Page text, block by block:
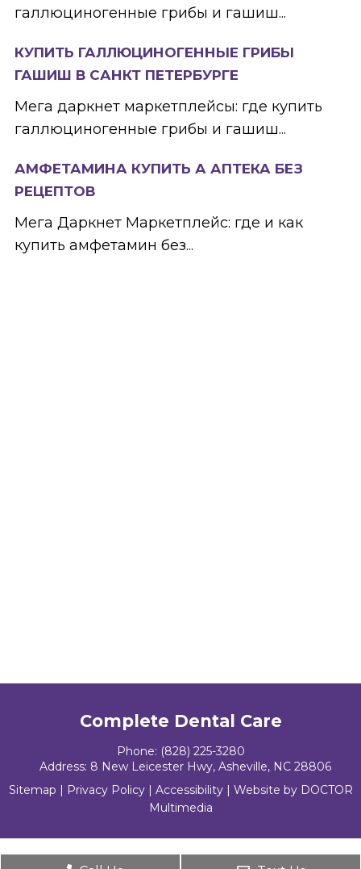
галлюциногенные грибы и гашиш...
КУПИТЬ ГАЛЛЮЦИНОГЕННЫЕ ГРИБЫ
ГАШИШ В САНКТ ПЕТЕРБУРГЕ
Мега даркнет маркетплейсы: где купить
галлюциногенные грибы и гашиш...
АМФЕТАМИНА КУПИТЬ А АПТЕКА БЕЗ
РЕЦЕПТОВ
Мега Даркнет Маркетплейс: где и как
купить амфетамин без...
Complete Dental Care
Phone: (828) 225-3280
Address: 8 New Leicester Hwy, Asheville, NC 28806
Sitemap | Privacy Policy| Accessibility| Website by DOCTOR
Multimedia